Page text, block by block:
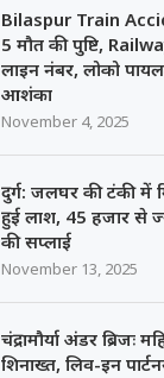
Bilaspur Train
5 मौत की पुष्टि,
लाइन नंबर, लोको
आशंका
November 4, 2025
दुर्ग: जलघर की टंकी में
हुई लाश, 45 हजार से
की सप्लाई
November 13, 2025
चंद्रामौर्या अंडर ब्रिजः
शिनाख्त, लिव-इन